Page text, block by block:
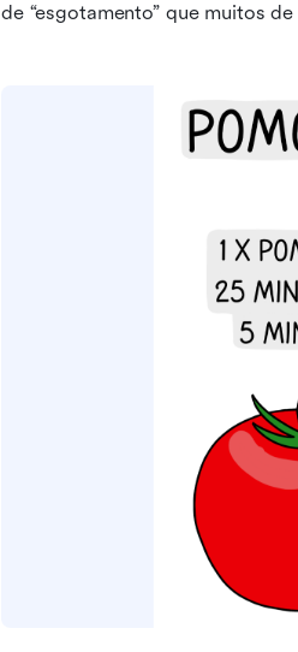
de “esgotamento” que muitos